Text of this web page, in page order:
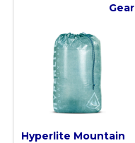
Gear
Hyperlite Mountain